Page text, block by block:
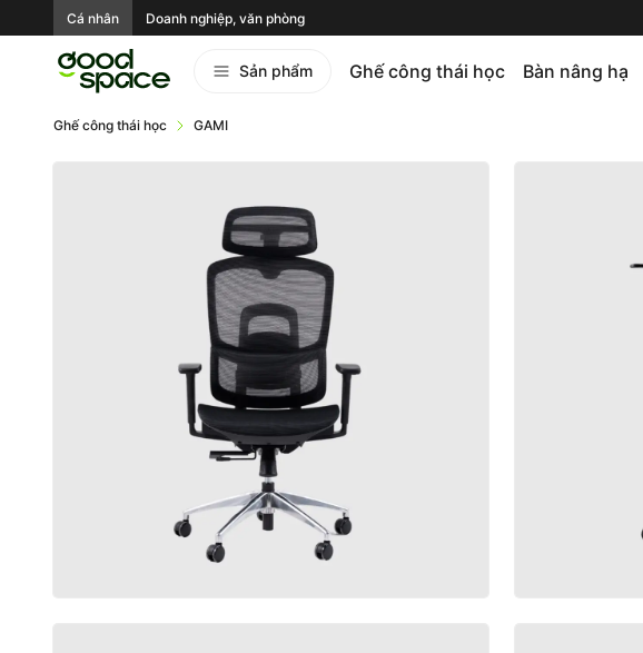
Cá nhân Doanh nghiệp, văn phòng
Sản phẩm Ghế công thái học Bàn nâng hạ
Ghế công thái học GAMI